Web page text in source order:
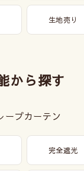
生地売り
から探す
ープカーテン
完全遮光